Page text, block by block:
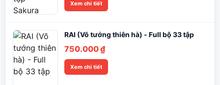
đến
Xem chi tiết
RAI (Võ tướng thiên hà) - Full bộ 33 tập
750.000₫
Xem chi tiết